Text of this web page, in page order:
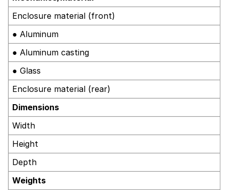
Enclosure material (front)
● Aluminum
● Aluminum casting
● Glass
Enclosure material (rear)
Dimensions
Width
Height
Depth
Weights